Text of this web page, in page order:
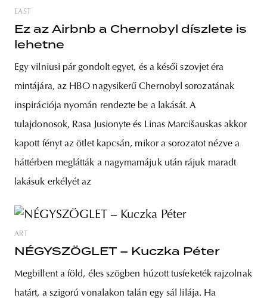
EAST
Ez az Airbnb a Chernobyl díszlete is
lehetne
Egy vilniusi pár gondolt egyet, és a késői szovjet éra
mintájára, az HBO nagysikerű Chernobyl sorozatának
inspirációja nyomán rendezte be a lakását. A
tulajdonosok, Rasa Jusionyte és Linas Marcišauskas akkor
kapott fényt az ötlet kapcsán, mikor a sorozatot nézve a
háttérben meglátták a nagymamájuk után rájuk maradt
lakásuk erkélyét az
ART
NÉGYSZÖGLET – Kuczka Péter
Megbillent a föld, éles szögben húzott tusfeketék rajzolnak
határt, a szigorú vonalakon talán egy sál lilája. Ha